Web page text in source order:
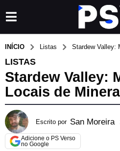
INÍCIO Listas Stardew Valley:
LISTAS
Stardew Valley:
Locais de
Escrito por San Moreira
Adicione o PS Verso
no Google